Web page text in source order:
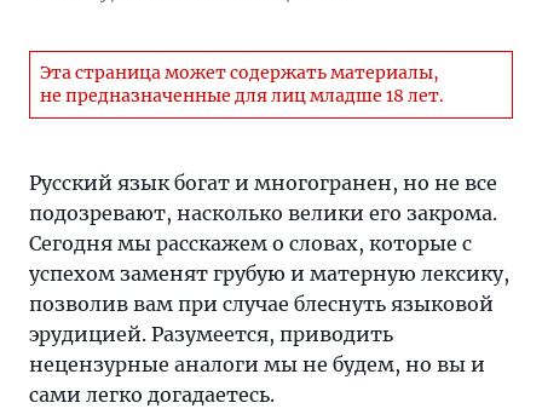
расскажем
словах,
с
успехом
заменят
грубую
и
матерную
лексику,
позволив
Эта страница может содержать материалы,
не предназначенные для лиц младше 18 лет.
Русский язык богат и многогранен, но не все
подозревают, насколько велики его закрома.
Сегодня мы расскажем о словах, которые с
успехом заменят грубую и матерную лексику,
позволив вам при случае блеснуть языковой
эрудицией. Разумеется, приводить
нецензурные аналоги мы не будем, но вы и
сами легко догадаетесь.